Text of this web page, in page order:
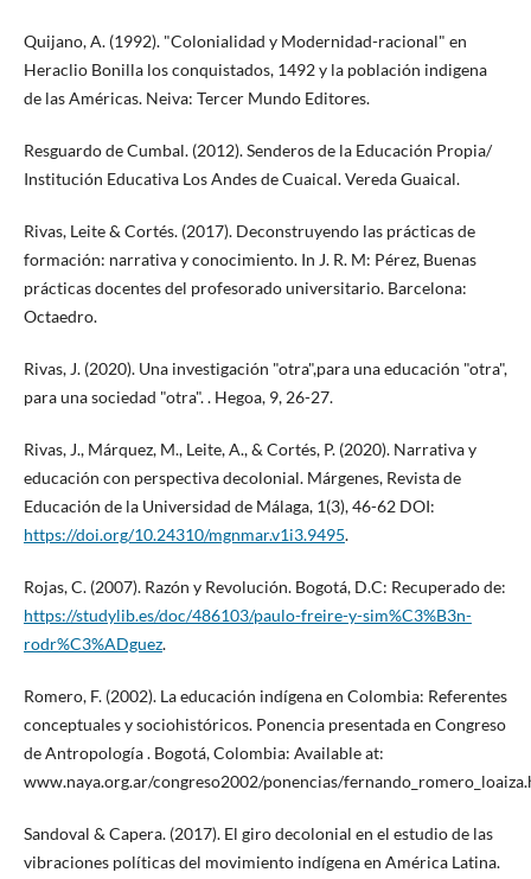
Quijano, A. (1992). "Colonialidad y Modernidad-racional" en
Heraclio Bonilla los conquistados, 1492 y la población indigena
de las Américas. Neiva: Tercer Mundo Editores.
Resguardo de Cumbal. (2012). Senderos de la Educación Propia/
Institución Educativa Los Andes de Cuaical. Vereda Guaical.
Rivas, Leite & Cortés. (2017). Deconstruyendo las prácticas de
formación: narrativa y conocimiento. In J. R. M: Pérez, Buenas
prácticas docentes del profesorado universitario. Barcelona:
Octaedro.
Rivas, J. (2020). Una investigación "otra",para una educación "otra",
para una sociedad "otra". . Hegoa, 9, 26-27.
Rivas, J., Márquez, M., Leite, A., & Cortés, P. (2020). Narrativa y
educación con perspectiva decolonial. Márgenes, Revista de
Educación de la Universidad de Málaga, 1(3), 46-62 DOI:
https://doi.org/10.24310/mgnmar.v1i3.9495.
Rojas, C. (2007). Razón y Revolución. Bogotá, D.C: Recuperado de:
https://studylib.es/doc/486103/paulo-freire-y-sim%C3%B3n-
rodr%C3%ADguez.
Romero, F. (2002). La educación indígena en Colombia: Referentes
conceptuales y sociohistóricos. Ponencia presentada en Congreso
de Antropología . Bogotá, Colombia: Available at:
www.naya.org.ar/congreso2002/ponencias/
Sandoval & Capera. (2017). El giro decolonial en el estudio de las
vibraciones políticas del movimiento indígena en América Latina.